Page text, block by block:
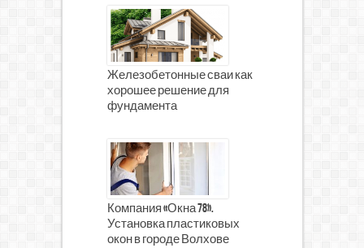
Железобетонные сваи как
хорошее решение для
фундамента
Компания «Окна 78».
Установка пластиковых
окон в городе Волхове